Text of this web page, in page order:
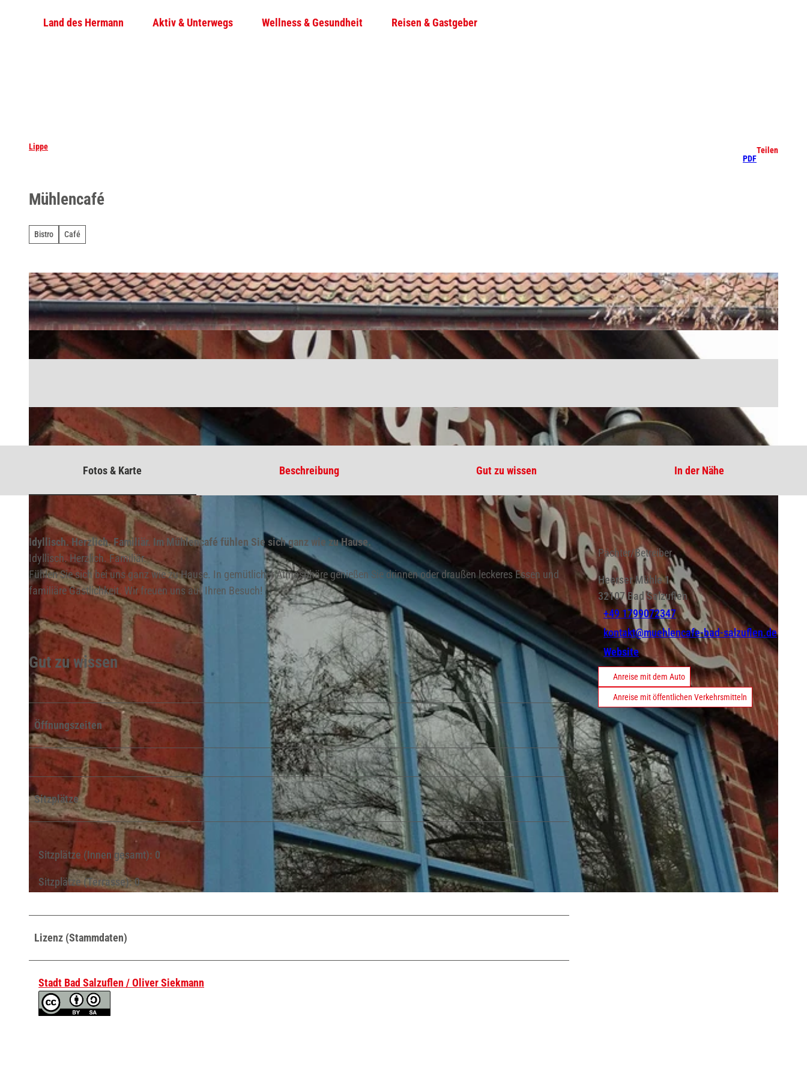
Land des Hermann Aktiv & Unterwegs Wellness & Gesundheit Reisen & Gastgeber
Lippe
PDF
Teilen
Mühlencafé
Bistro Café
© Stadt Bad Salzuflen / Oliver Siekmann | CC-BY-SA
Fotos & Karte Beschreibung Gut zu wissen In der Nähe
Idyllisch. Herzlich. Familiär. Im Mühlencafé fühlen Sie sich ganz wie zu Hause.
Idyllisch. Herzlich. Familiär.
Fühlen Sie sich bei uns ganz wie zu Hause. In gemütlicher Atmosphäre genießen Sie drinnen oder draußen leckeres Essen und
familiäre Gastlichkeit. Wir freuen uns auf Ihren Besuch!
Gut zu wissen
Öffnungszeiten
Sitzplätze
Sitzplätze (Innen gesamt): 0
Sitzplätze (Terrasse): 0
Lizenz (Stammdaten)
Stadt Bad Salzuflen / Oliver Siekmann
Pächter/Betreiber
Heerser Mühle 1
32107Bad Salzuflen
+49 1799072347
kontakt@muehlencafe-bad-salzuflen.de
Website
Anreise mit dem Auto
Anreise mit öffentlichen Verkehrsmitteln